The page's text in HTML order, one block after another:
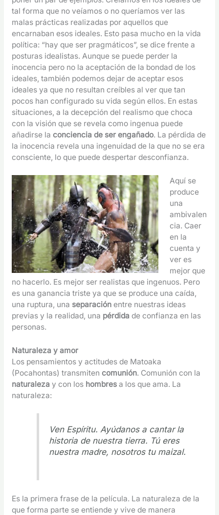
tal forma que no veíamos o no queríamos ver las
malas prácticas realizadas por aquellos que
encarnaban esos ideales. Esto pasa mucho en la vida
política: “hay que ser pragmáticos”, se dice frente a
posturas idealistas. Aunque se puede perder la
inocencia pero no la aceptación de la bondad de los
ideales, también podemos dejar de aceptar esos
ideales ya que no resultan creíbles al ver que tan
pocos han configurado su vida según ellos. En estas
situaciones, a la decepción del realismo que choca
con la visión que se revela como ingenua puede
añadirse la conciencia de ser engañado. La pérdida de
la inocencia revela una ingenuidad de la que no se era
consciente, lo que puede despertar desconfianza.
Aquí se
produce
una
ambivalen
cia. Caer
en la
cuenta y
ver es
mejor que
no hacerlo. Es mejor ser realistas que ingenuos. Pero
es una ganancia triste ya que se produce una caída,
una ruptura, una separación entre nuestras ideas
previas y la realidad, una pérdida de confianza en las
personas.
Naturaleza y amor
Los pensamientos y actitudes de Matoaka
(Pocahontas) transmiten comunión. Comunión con la
naturaleza y con los hombres a los que ama. La
naturaleza:
Ven Espíritu. Ayúdanos a cantar la
historia de nuestra tierra. Tú eres
nuestra madre, nosotros tu maizal.
Es la primera frase de la película. La naturaleza de la
que forma parte se entiende y vive de manera